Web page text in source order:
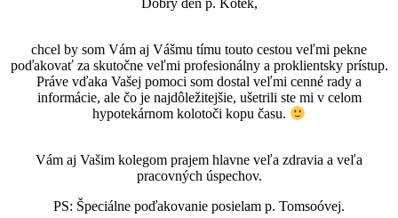
chcel by som Vám aj Vášmu tímu touto cestou veľmi pekne
poďakovať za skutočne veľmi profesionálny a proklientsky prístup.
Práve vďaka Vašej pomoci som dostal veľmi cenné rady a
informácie, ale čo je najdôležitejšie, ušetrili ste mi v celom
hypotekárnom kolotoči kopu času.
Vám aj Vašim kolegom prajem hlavne veľa zdravia a veľa
pracovných úspechov.
PS: Špeciálne poďakovanie posielam p. Tomsoóvej.